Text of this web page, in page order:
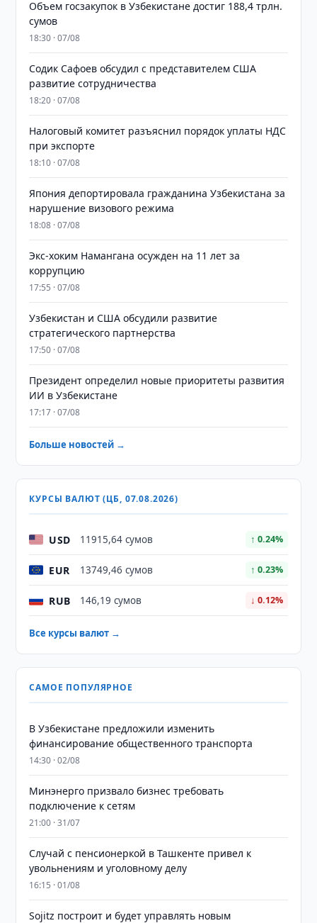
​​​​​​​Объем госзакупок в Узбекистане достиг 188,4 трлн.
сумов
18:30 · 07/08
Содик Сафоев обсудил с представителем США
развитие сотрудничества
18:20 · 07/08
Налоговый комитет разъяснил порядок уплаты НДС
при экспорте
18:10 · 07/08
Япония депортировала гражданина Узбекистана за
нарушение визового режима
18:08 · 07/08
​​​​​​​Экс-хоким Намангана осужден на 11 лет за
коррупцию
17:55 · 07/08
Узбекистан и США обсудили развитие
стратегического партнерства
17:50 · 07/08
Президент определил новые приоритеты развития
ИИ в Узбекистане
17:17 · 07/08
Больше новостей →
КУРСЫ ВАЛЮТ (ЦБ, 07.08.2026)
USD 11915,64 сумов ↑ 0.24%
EUR 13749,46 сумов ↑ 0.23%
RUB 146,19 сумов ↓ 0.12%
Все курсы валют →
САМОЕ ПОПУЛЯРНОЕ
В Узбекистане предложили изменить
финансирование общественного транспорта
14:30 · 02/08
Минэнерго призвало бизнес требовать
подключение к сетям
21:00 · 31/07
Случай с пенсионеркой в Ташкенте привел к
увольнениям и уголовному делу
16:15 · 01/08
Sojitz построит и будет управлять новым